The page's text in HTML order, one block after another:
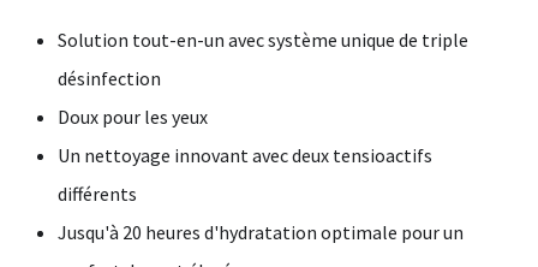
Solution tout-en-un avec système unique de triple
désinfection
Doux pour les yeux
Un nettoyage innovant avec deux tensioactifs
différents
Jusqu'à 20 heures d'hydratation optimale pour un